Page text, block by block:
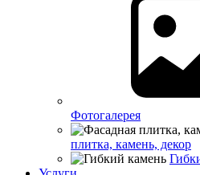
Фотогалерея
плитка, камень, декор